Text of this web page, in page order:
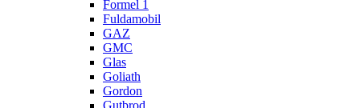
Formel 1
Fuldamobil
GAZ
GMC
Glas
Goliath
Gordon
Gutbrod